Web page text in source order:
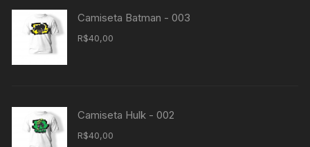
Camiseta Batman - 003
R$40,00
Camiseta Hulk - 002
R$40,00